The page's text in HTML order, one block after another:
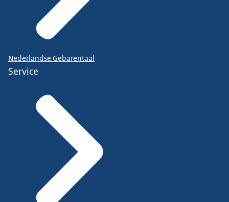
Nederlandse Gebarentaal
Service